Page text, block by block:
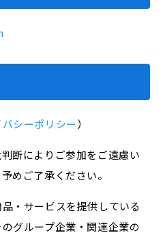
シーポリシー）
断によりご参加をご遠慮い
めご了承ください。
・サービスを提供している
グループ企業・関連企業の